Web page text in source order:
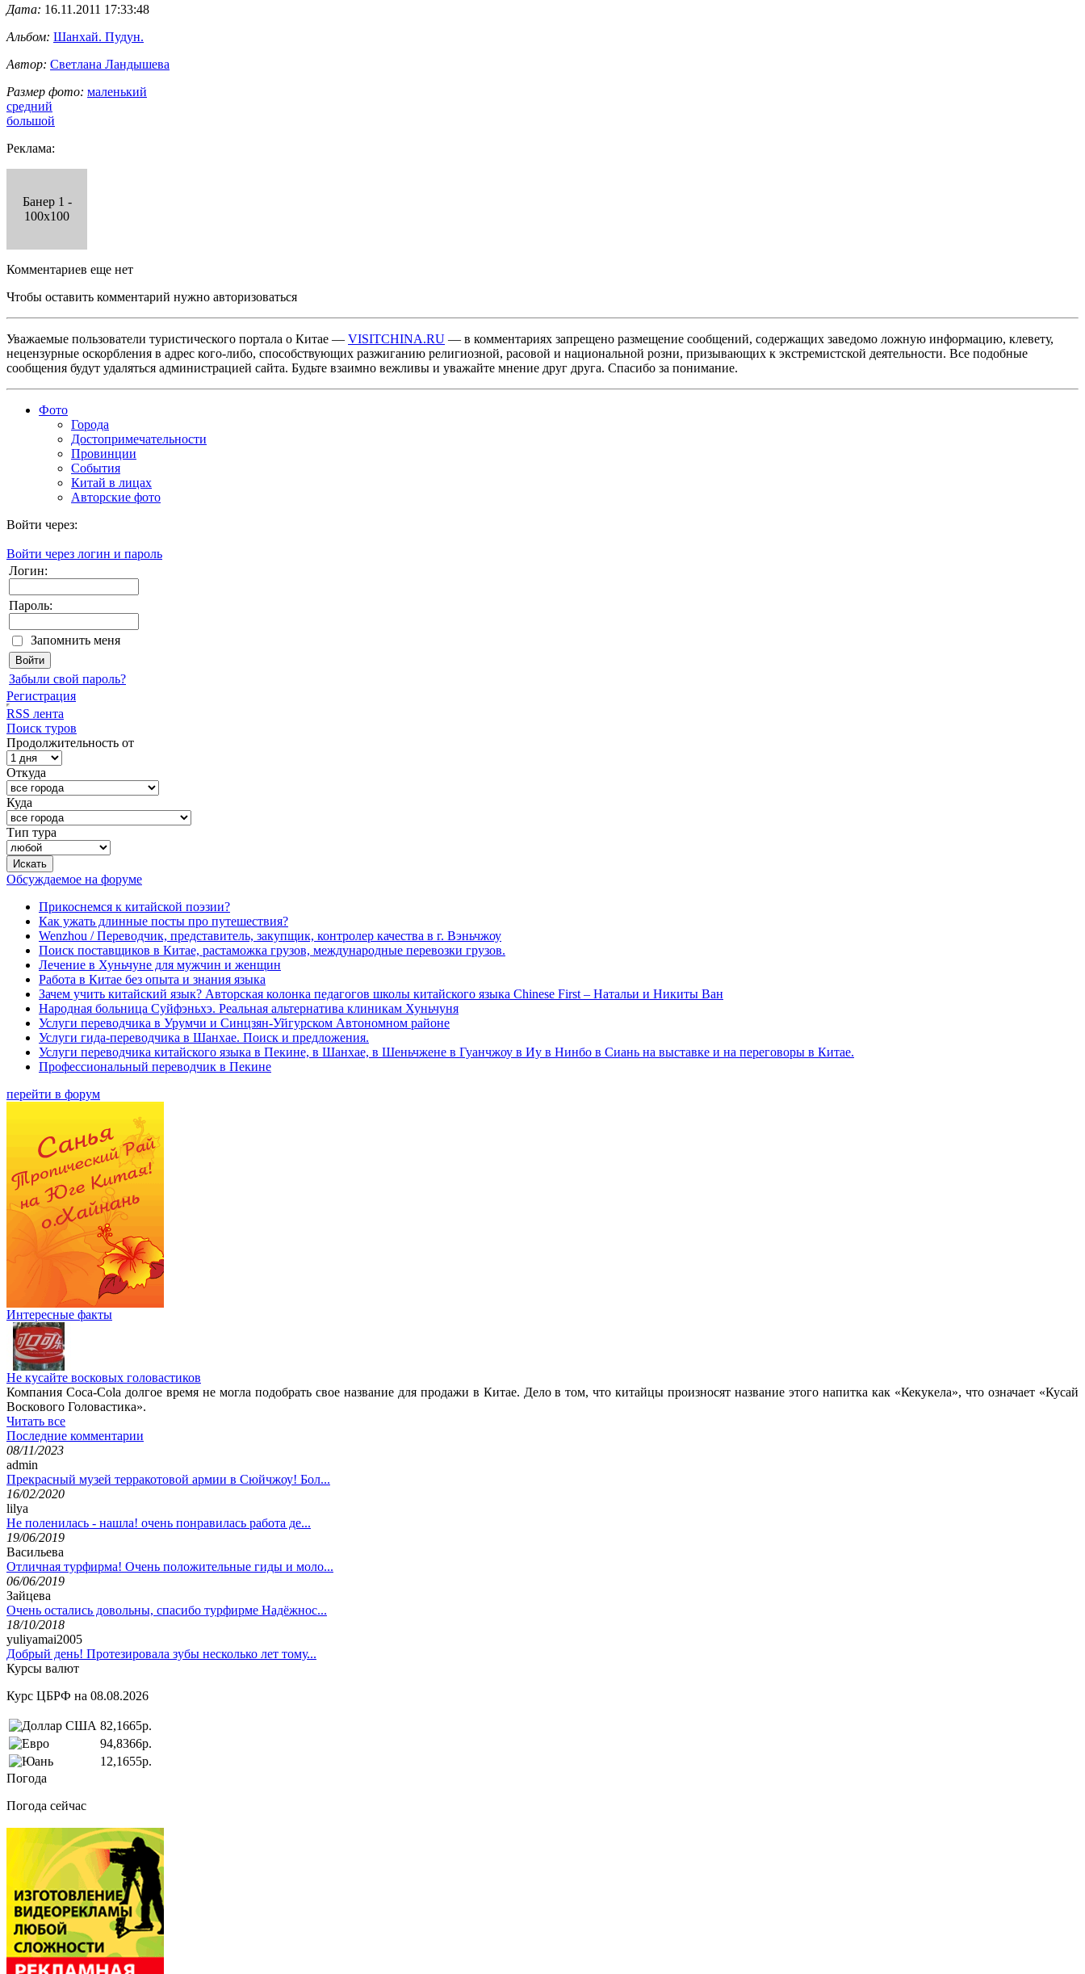
Дата: 16.11.2011 17:33:48
Альбом: Шанхай. Пудун.
Автор: Светлана Ландышева
Размер фото: маленький
средний
большой
Реклама:
Банер 1 -
100x100
Комментариев еще нет
Чтобы оставить комментарий нужно авторизоваться
Уважаемые пользователи туристического портала о Китае — VISITCHINA.RU — в комментариях запрещено размещение сообщений, содержащих заведомо ложную информацию, клевету,
нецензурные оскорбления в адрес кого-либо, способствующих разжиганию религиозной, расовой и национальной розни, призывающих к экстремистской деятельности. Все подобные
сообщения будут удаляться администрацией сайта. Будьте взаимно вежливы и уважайте мнение друг друга. Спасибо за понимание.
Фото
Города
Достопримечательности
Провинции
События
Китай в лицах
Авторские фото
Войти через:
Войти через логин и пароль
Логин:
Пароль:
Запомнить меня
Забыли свой пароль?
Регистрация
RSS лента
Поиск туров
Продолжительность от
Откуда
Куда
Тип тура
Обсуждаемое на форуме
Прикоснемся к китайской поэзии?
Как ужать длинные посты про путешествия?
Wenzhou / Переводчик, представитель, закупщик, контролер качества в г. Вэньчжоу
Поиск поставщиков в Китае, растаможка грузов, международные перевозки грузов.
Лечение в Хуньчуне для мужчин и женщин
Работа в Китае без опыта и знания языка
Зачем учить китайский язык? Авторская колонка педагогов школы китайского языка Chinese First – Натальи и Никиты Ван
Народная больница Суйфэньхэ. Реальная альтернатива клиникам Хуньчуня
Услуги переводчика в Урумчи и Синцзян-Уйгурском Автономном районе
Услуги гида-переводчика в Шанхае. Поиск и предложения.
Услуги переводчика китайского языка в Пекине, в Шанхае, в Шеньчжене в Гуанчжоу в Иу в Нинбо в Сиань на выставке и на переговоры в Китае.
Профессиональный переводчик в Пекине
перейти в форум
Интересные факты
Не кусайте восковых головастиков
Компания Coca-Cola долгое время не могла подобрать свое название для продажи в Китае. Дело в том, что китайцы произносят название этого напитка как «Кекукела», что означает «Кусай
Воскового Головастика».
Читать все
Последние комментарии
08/11/2023
admin
Прекрасный музей терракотовой армии в Сюйчжоу! Бол...
16/02/2020
lilya
Не поленилась - нашла! очень понравилась работа де...
19/06/2019
Васильева
Отличная турфирма! Очень положительные гиды и моло...
06/06/2019
Зайцева
Очень остались довольны, спасибо турфирме Надёжнос...
18/10/2018
yuliyamai2005
Добрый день! Протезировала зубы несколько лет тому...
Курсы валют
Курс ЦБРФ на 08.08.2026
82,1665р.
94,8366р.
12,1655р.
Погода
Погода сейчас